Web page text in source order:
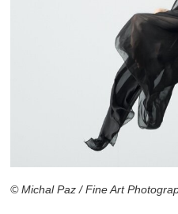
© Michal Paz / Fine Art